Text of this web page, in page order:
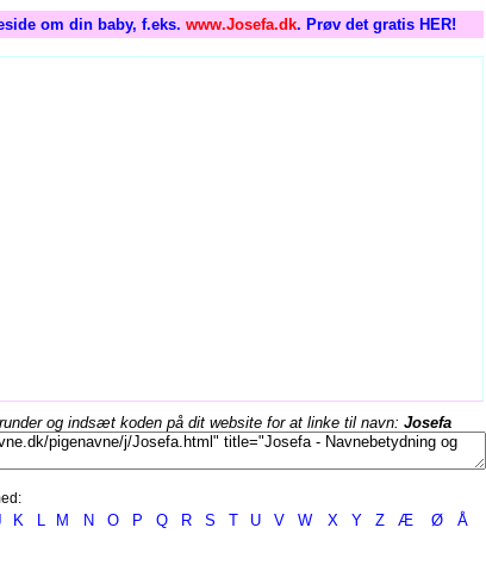
om din baby, f.eks. www.Josefa.dk. Prøv det gratis HER!
og indsæt koden på dit website for at linke til navn: Josefa
K L M N O P Q R S T U V W X Y Z Æ Ø Å